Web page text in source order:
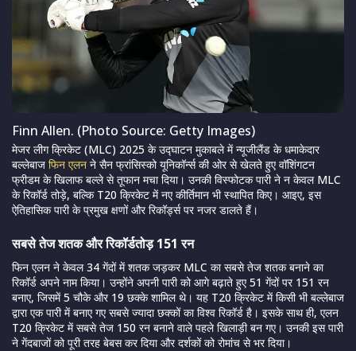
Finn Allen. (Photo Source: Getty Images)
मेजर लीग क्रिकेट (MLC) 2025 के उद्घाटन मुकाबले में न्यूजीलैंड के धमाकेदार
बल्लेबाज फिन एलन ने सैन फ्रांसिस्को यूनिकॉर्न्स की ओर से खेलते हुए वॉशिंगटन
फ्रीडम के खिलाफ बल्ले से तूफान मचा दिया। उनकी विस्फोटक पारी ने न केवल MLC
के रिकॉर्ड तोड़े, बल्कि T20 क्रिकेट में नए कीर्तिमान भी स्थापित किए। आइए, इस
ऐतिहासिक पारी के प्रमुख क्षणों और रिकॉर्ड्स पर नजर डालते हैं।
सबसे तेज शतक और रिकॉर्डतोड़ 151 रन
फिन एलन ने केवल 34 गेंदों में शतक जड़कर MLC का सबसे तेज शतक बनाने का
रिकॉर्ड अपने नाम किया। उन्होंने अपनी पारी को आगे बढ़ाते हुए 51 गेंदों पर 151 रन
बनाए, जिसमें 5 चौके और 19 छक्के शामिल थे। यह T20 क्रिकेट में किसी भी बल्लेबाज
द्वारा एक पारी में बनाए गए सबसे ज्यादा छक्कों का विश्व रिकॉर्ड है। इसके साथ ही, एलन
T20 क्रिकेट में सबसे तेज 150 रन बनाने वाले पहले खिलाड़ी बन गए। उनकी इस पारी
ने गेंदबाजों को पूरी तरह बेबस कर दिया और दर्शकों को रोमांच से भर दिया।